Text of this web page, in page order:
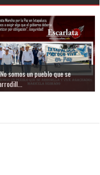
somos un pueblo que se